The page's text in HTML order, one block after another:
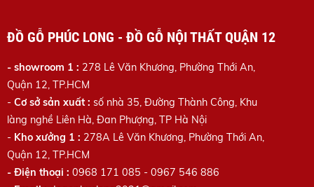
ĐỒ GỖ PHÚC LONG - ĐỒ GỖ NỘI THẤT QUẬN 12
- showroom 1 : 278 Lê Văn Khương, Phường Thới An,
Quận 12, TP.HCM
- Cơ sở sản xuất : số nhà 35, Đường Thành Công, Khu
làng nghề Liên Hà, Đan Phượng, TP Hà Nội
- Kho xưởng 1 : 278A Lê Văn Khương, Phường Thới An,
Quận 12, TP.HCM
- Điện thoại : 0968 171 085 - 0967 546 886